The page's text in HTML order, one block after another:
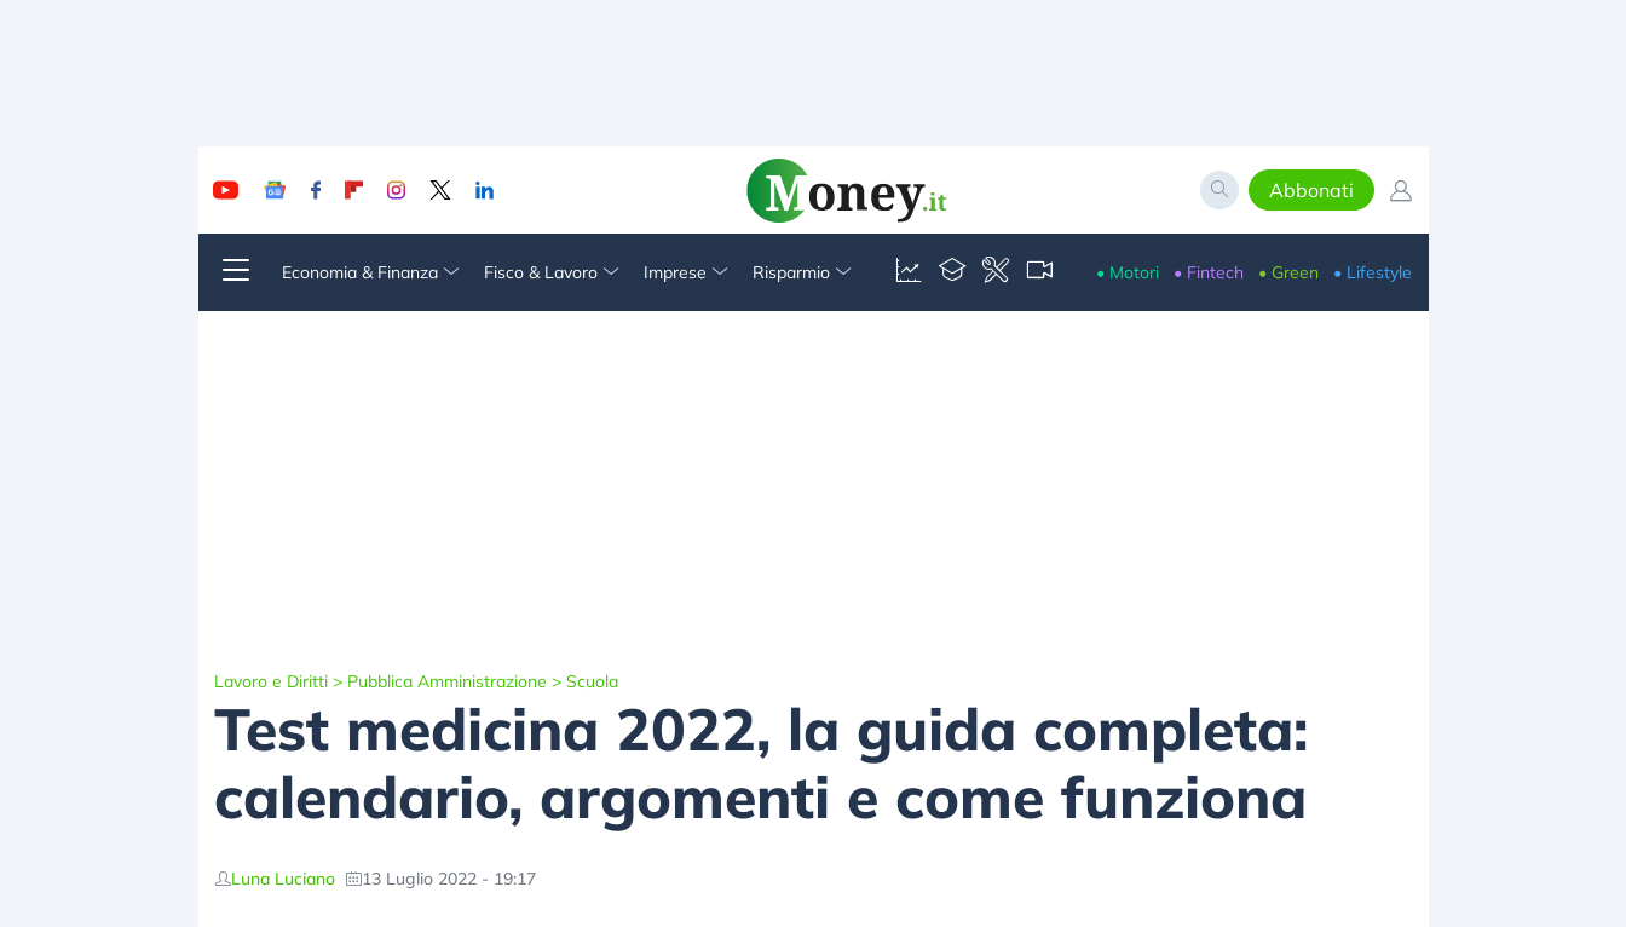
Abbonati
Economia & Finanza Fisco & Lavoro Imprese Risparmio • Motori • Fintech • Green • Lifestyle
Lavoro e Diritti > Pubblica Amministrazione > Scuola
Test medicina 2022, la guida completa:
calendario, argomenti e come funziona
Luna Luciano 13 Luglio 2022 - 19:17